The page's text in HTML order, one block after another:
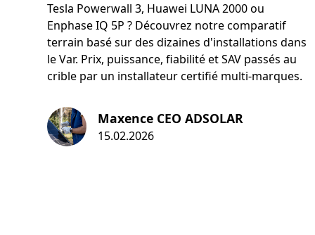
Tesla Powerwall 3, Huawei LUNA 2000 ou
Enphase IQ 5P ? Découvrez notre comparatif
terrain basé sur des dizaines d'installations dans
le Var. Prix, puissance, fiabilité et SAV passés au
crible par un installateur certifié multi-marques.
Maxence CEO ADSOLAR
15.02.2026